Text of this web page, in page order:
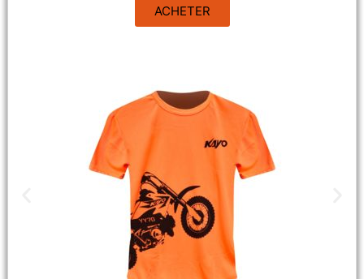
ACHETER